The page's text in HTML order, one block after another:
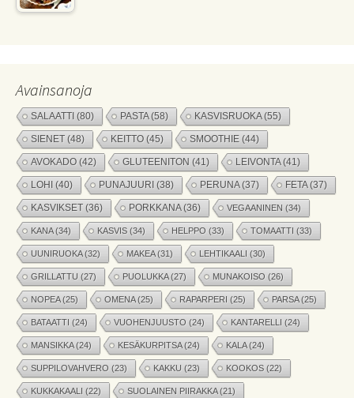
Avainsanoja
SALAATTI (80) PASTA(58) KASVISRUOKA(55)
SIENET (48) KEITTO (45) SMOOTHIE (44)
AVOKADO (42) GLUTEENITON (41) LEIVONTA(41)
LOHI (40) PUNAJUURI (38) PERUNA(37) FETA(37)
KASVIKSET (36) PORKKANA(36) VEGAANINEN (34)
KANA(34) KASVIS (34) HELPPO (33) TOMAATTI (33)
UUNIRUOKA(32) MAKEA(31) LEHTIKAALI (30)
GRILLATTU (27) PUOLUKKA(27) MUNAKOISO (26)
NOPEA(25) OMENA(25) RAPARPERI (25) PARSA(25)
BATAATTI (24) VUOHENJUUSTO (24) KANTARELLI (24)
MANSIKKA(24) KESÄKURPITSA(24) KALA(24)
SUPPILOVAHVERO (23) KAKKU (23) KOOKOS (22)
KUKKAKAALI (22) SUOLAINEN PIIRAKKA(21)